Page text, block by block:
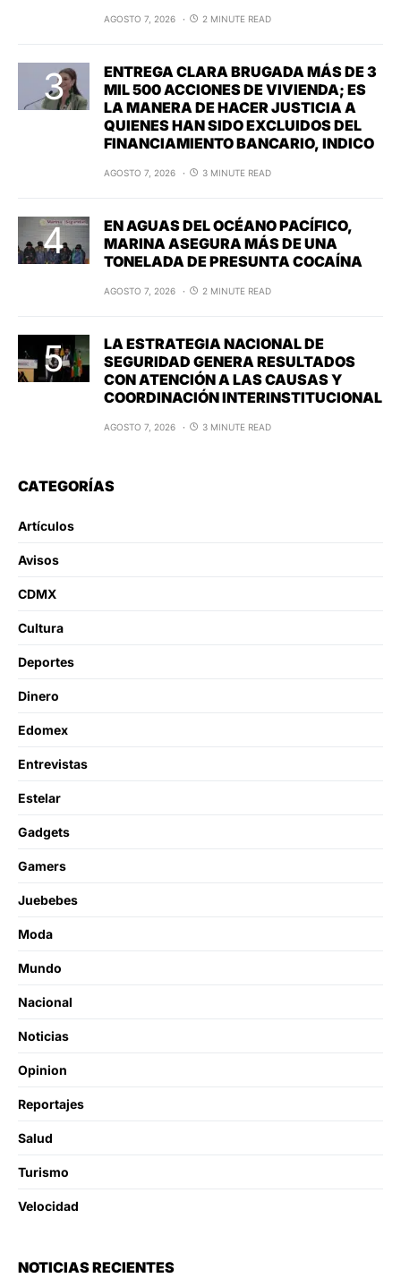
AGOSTO 7, 2026 2 MINUTE READ
ENTREGA CLARA BRUGADA MÁS DE 3
MIL 500 ACCIONES DE VIVIENDA; ES
LA MANERA DE HACER JUSTICIA A
QUIENES HAN SIDO EXCLUIDOS DEL
FINANCIAMIENTO BANCARIO, INDICO
AGOSTO 7, 2026 3 MINUTE READ
EN AGUAS DEL OCÉANO PACÍFICO,
MARINA ASEGURA MÁS DE UNA
TONELADA DE PRESUNTA COCAÍNA
AGOSTO 7, 2026 2 MINUTE READ
LA ESTRATEGIA NACIONAL DE
SEGURIDAD GENERA RESULTADOS
CON ATENCIÓN A LAS CAUSAS Y
COORDINACIÓN INTERINSTITUCIONAL
AGOSTO 7, 2026 3 MINUTE READ
CATEGORÍAS
Artículos
Avisos
CDMX
Cultura
Deportes
Dinero
Edomex
Entrevistas
Estelar
Gadgets
Gamers
Juebebes
Moda
Mundo
Nacional
Noticias
Opinion
Reportajes
Salud
Turismo
Velocidad
NOTICIAS RECIENTES